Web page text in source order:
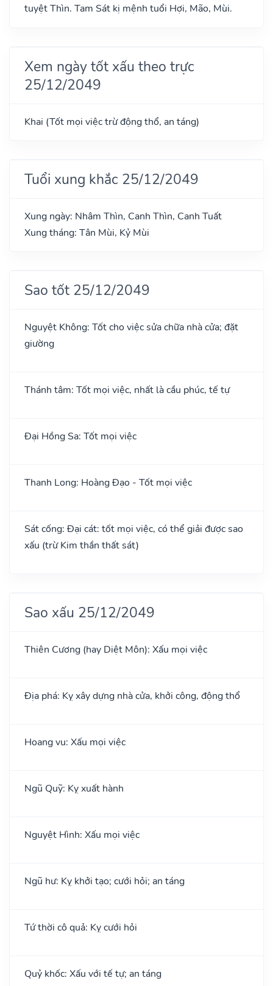
tuyệt Thìn. Tam Sát kị mệnh tuổi Hợi, Mão, Mùi.
Xem ngày tốt xấu theo trực
25/12/2049
Khai (Tốt mọi việc trừ động thổ, an táng)
Tuổi xung khắc 25/12/2049
Xung ngày: Nhâm Thìn, Canh Thìn, Canh Tuất
Xung tháng: Tân Mùi, Kỷ Mùi
Sao tốt 25/12/2049
Nguyệt Không: Tốt cho việc sửa chữa nhà cửa; đặt
giường
Thánh tâm: Tốt mọi việc, nhất là cầu phúc, tế tự
Đại Hồng Sa: Tốt mọi việc
Thanh Long: Hoàng Đạo - Tốt mọi việc
Sát cống: Đại cát: tốt mọi việc, có thể giải được sao
xấu (trừ Kim thần thất sát)
Sao xấu 25/12/2049
Thiên Cương (hay Diệt Môn): Xấu mọi việc
Địa phá: Kỵ xây dựng nhà cửa, khởi công, động thổ
Hoang vu: Xấu mọi việc
Ngũ Quỹ: Kỵ xuất hành
Nguyệt Hình: Xấu mọi việc
Ngũ hư: Kỵ khởi tạo; cưới hỏi; an táng
Tứ thời cô quả: Kỵ cưới hỏi
Quỷ khốc: Xấu với tế tự; an táng